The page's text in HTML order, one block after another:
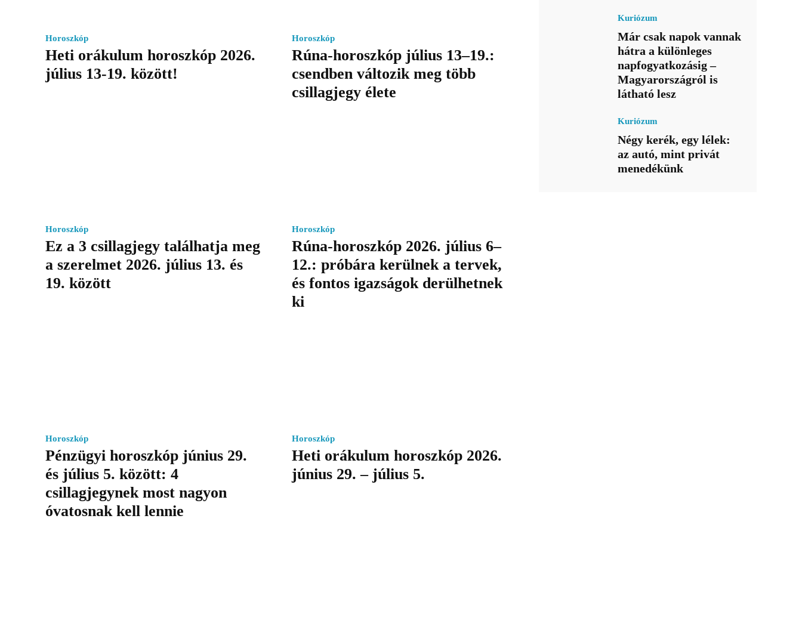
Horoszkóp
Heti orákulum horoszkóp 2026.
július 13-19. között!
Horoszkóp
Rúna-horoszkóp július 13–19.:
csendben változik meg több
csillagjegy élete
Horoszkóp
Ez a 3 csillagjegy találhatja meg
a szerelmet 2026. július 13. és
19. között
Horoszkóp
Rúna-horoszkóp 2026. július 6–
12.: próbára kerülnek a tervek,
és fontos igazságok derülhetnek
ki
Horoszkóp
Pénzügyi horoszkóp június 29.
és július 5. között: 4
csillagjegynek most nagyon
óvatosnak kell lennie
Horoszkóp
Heti orákulum horoszkóp 2026.
június 29. – július 5.
Kuriózum
Már csak napok vannak
hátra a különleges
napfogyatkozásig –
Magyarországról is
látható lesz
Kuriózum
Négy kerék, egy lélek:
az autó, mint privát
menedékünk